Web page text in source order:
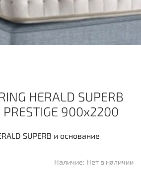
Наличие: Нет в наличии
HERALD SUPERB
900х2200
SUPERB и основание